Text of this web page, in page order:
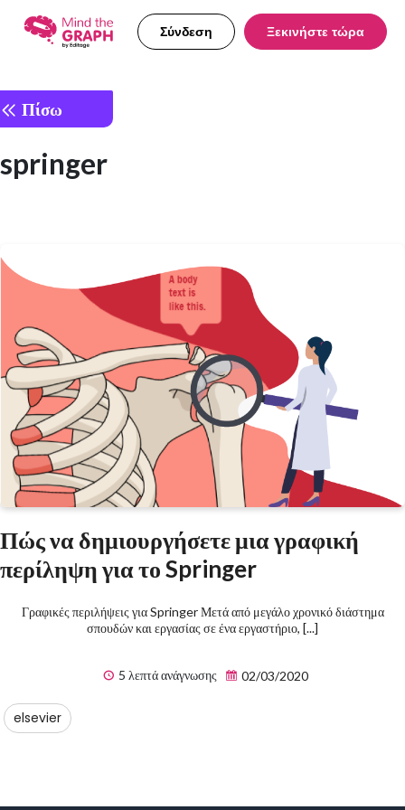
Σύνδεση Ξεκινήστε τώρα
Πίσω
springer
Πώς να δημιουργήσετε μια γραφική
περίληψη για το Springer
Γραφικές περιλήψεις για Springer Μετά από μεγάλο χρονικό διάστημα
σπουδών και εργασίας σε ένα εργαστήριο, [...]
5 λεπτά ανάγνωσης 02/03/2020
elsevier